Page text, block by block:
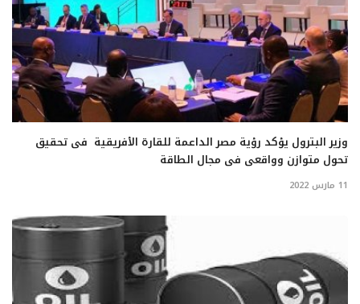
وزير البترول يؤكد رؤية مصر الداعمة للقارة الأفريقية فى تحقيق
تحول متوازن وواقعى فى مجال الطاقة
11 مارس 2022